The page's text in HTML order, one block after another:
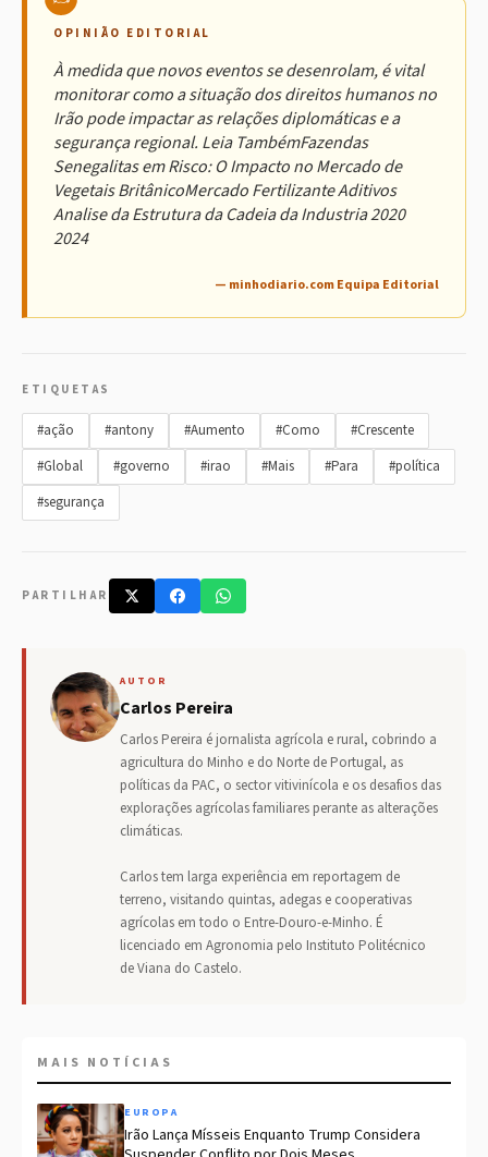
OPINIÃO EDITORIAL
À medida que novos eventos se desenrolam, é vital
monitorar como a situação dos direitos humanos no
Irão pode impactar as relações diplomáticas e a
segurança regional. Leia TambémFazendas
Senegalitas em Risco: O Impacto no Mercado de
Vegetais BritânicoMercado Fertilizante Aditivos
Analise da Estrutura da Cadeia da Industria 2020
2024
— minhodiario.com Equipa Editorial
ETIQUETAS
#ação #antony #Aumento #Como
#Crescente
#Global
#governo #irao #Mais #Para
#política
#segurança
PARTILHAR
AUTOR
Carlos Pereira
Carlos Pereira é jornalista agrícola e rural, cobrindo a
agricultura do Minho e do Norte de Portugal, as
políticas da PAC, o sector vitivinícola e os desafios das
explorações agrícolas familiares perante as alterações
climáticas.
Carlos tem larga experiência em reportagem de
terreno, visitando quintas, adegas e cooperativas
agrícolas em todo o Entre-Douro-e-Minho. É
licenciado em Agronomia pelo Instituto Politécnico
de Viana do Castelo.
MAIS NOTÍCIAS
EUROPA
Irão Lança Mísseis Enquanto Trump Considera